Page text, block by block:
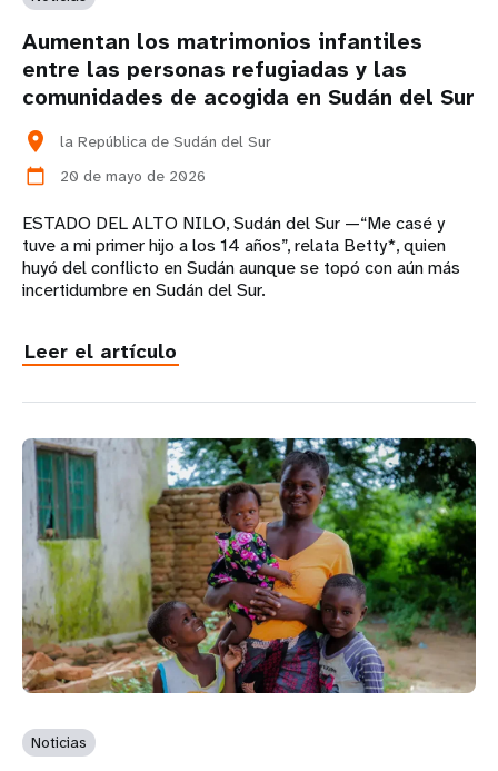
Aumentan los matrimonios infantiles
entre las personas refugiadas y las
comunidades de acogida en Sudán del Sur
location_on
la República de Sudán del Sur
calendar_today
20 de mayo de 2026
ESTADO DEL ALTO NILO, Sudán del Sur —“Me casé y
tuve a mi primer hijo a los 14 años”, relata Betty*, quien
huyó del conflicto en Sudán aunque se topó con aún más
incertidumbre en Sudán del Sur.
Leer el artículo
Noticias